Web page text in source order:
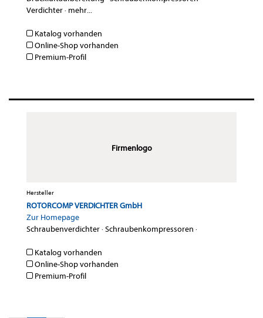
Verdichter· mehr...
Katalog vorhanden
Online-Shop vorhanden
Premium-Profil
Firmenlogo
Hersteller
ROTORCOMP VERDICHTER GmbH
Zur Homepage
Schraubenverdichter·Schraubenkompressoren ·
Katalog vorhanden
Online-Shop vorhanden
Premium-Profil